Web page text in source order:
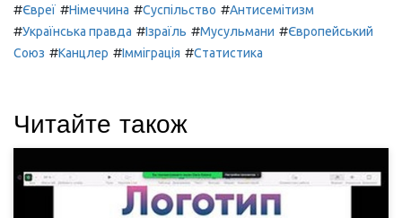
#Євреї #Німеччина #Суспільство #Антисемітизм
#Українська правда #Ізраїль #Мусульмани #Європейський
Союз #Канцлер #Імміграція #Статистика
Читайте також